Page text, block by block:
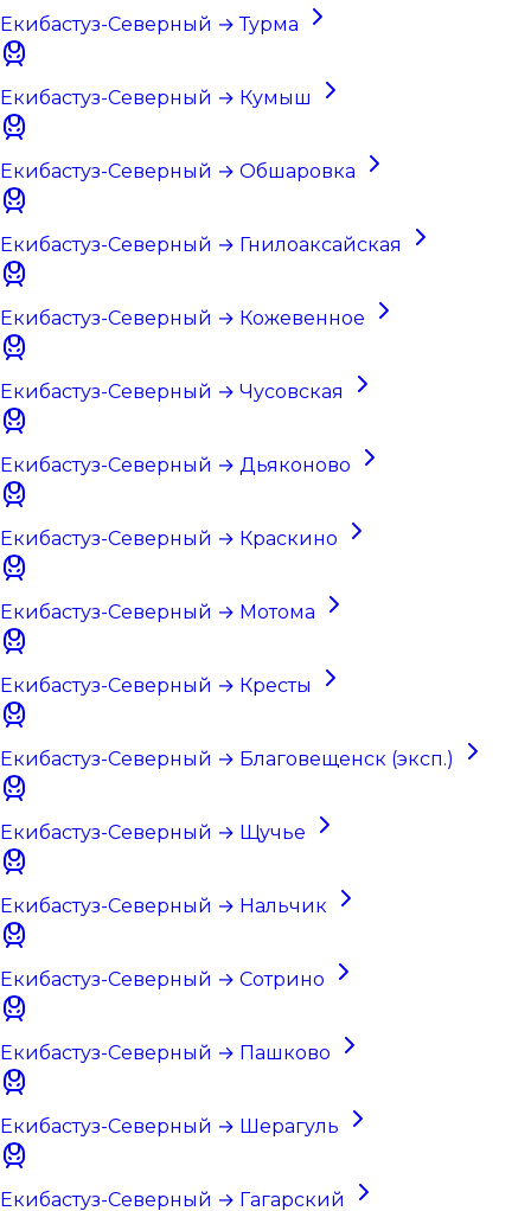
Екибастуз-Северный → Турма
Екибастуз-Северный → Кумыш
Екибастуз-Северный → Обшаровка
Екибастуз-Северный → Гнилоаксайская
Екибастуз-Северный → Кожевенное
Екибастуз-Северный → Чусовская
Екибастуз-Северный → Дьяконово
Екибастуз-Северный → Краскино
Екибастуз-Северный → Мотома
Екибастуз-Северный → Кресты
Екибастуз-Северный → Благовещенск (эксп.)
Екибастуз-Северный → Щучье
Екибастуз-Северный → Нальчик
Екибастуз-Северный → Сотрино
Екибастуз-Северный → Пашково
Екибастуз-Северный → Шерагуль
Екибастуз-Северный → Гагарский